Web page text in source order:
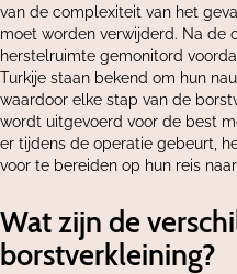
van de complexiteit van het
moet worden verwijderd. Na de
herstelruimte gemonitord
Turkije staan ​​bekend om hun
waardoor elke stap van de
wordt uitgevoerd voor de best
er tijdens de operatie gebeurt,
voor te bereiden op hun reis
Wat zijn de
borstverkleining?